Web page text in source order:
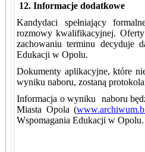
12. Informacje dodatkowe
Kandydaci spełniający
rozmowy kwalifikacyjnej.
zachowaniu terminu decyduje
Edukacji w Opolu.
Dokumenty aplikacyjne, które
wyniku naboru, zostaną
Informacja o wyniku naboru
Miasta Opola (
Wspomagania Edukacji w Opolu.